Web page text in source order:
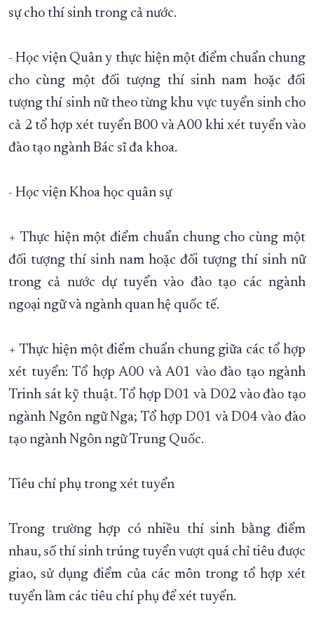
sự cho thí sinh trong cả nước.
- Học viện Quân y thực hiện một điểm chuẩn chung
cho cùng một đối tượng thí sinh nam hoặc đối
tượng thí sinh nữ theo từng khu vực tuyển sinh cho
cả 2 tổ hợp xét tuyển B00 và A00 khi xét tuyển vào
đào tạo ngành Bác sĩ đa khoa.
- Học viện Khoa học quân sự
+ Thực hiện một điểm chuẩn chung cho cùng một
đối tượng thí sinh nam hoặc đối tượng thí sinh nữ
trong cả nước dự tuyển vào đào tạo các ngành
ngoại ngữ và ngành quan hệ quốc tế.
+ Thực hiện một điểm chuẩn chung giữa các tổ hợp
xét tuyển: Tổ hợp A00 và A01 vào đào tạo ngành
Trinh sát kỹ thuật. Tổ hợp D01 và D02 vào đào tạo
ngành Ngôn ngữ Nga; Tổ hợp D01 và D04 vào đào
tạo ngành Ngôn ngữ Trung Quốc.
Tiêu chí phụ trong xét tuyển
Trong trường hợp có nhiều thí sinh bằng điểm
nhau, số thí sinh trúng tuyển vượt quá chỉ tiêu được
giao, sử dụng điểm của các môn trong tổ hợp xét
tuyển làm các tiêu chí phụ để xét tuyển.